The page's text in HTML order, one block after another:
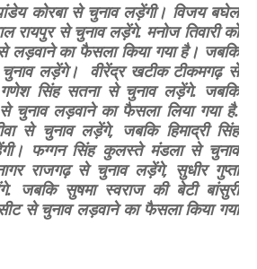
कोरबा से चुनाव लड़ेंगी। विजय बघेल
रायपुर से चुनाव लड़ेंगे. मनोज तिवारी को
से लड़वाने का फैसला किया गया है। जबकि
चुनाव लड़ेंगे। वीरेंद्र खटीक टीकमगढ़ से
सिंह सतना से चुनाव लड़ेंगे. जबकि
चुनाव लड़वाने का फैसला लिया गया है.
से चुनाव लड़ेंगे, जबकि हिमाद्री सिंह
फग्गन सिंह कुलस्ते मंडला से चुनाव
राजगढ़ से चुनाव लड़ेंगे, सुधीर गुप्ता
जबकि सुषमा स्वराज की बेटी बांसुरी
से चुनाव लड़वाने का फैसला किया गया